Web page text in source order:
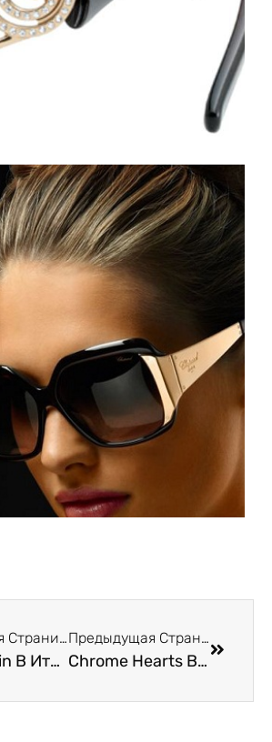
Следующая Страница
Calvin Klein В Италии В Римини
Предыдущая Страница
Chrome Hearts В Италии В Римини